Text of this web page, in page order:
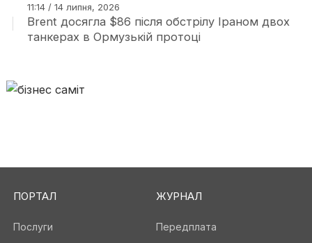
11:14 / 14 липня, 2026
Brent досягла $86 після обстрілу Іраном двох
танкерах в Ормузькій протоці
ПОРТАЛ
Послуги
ЖУРНАЛ
Передплата